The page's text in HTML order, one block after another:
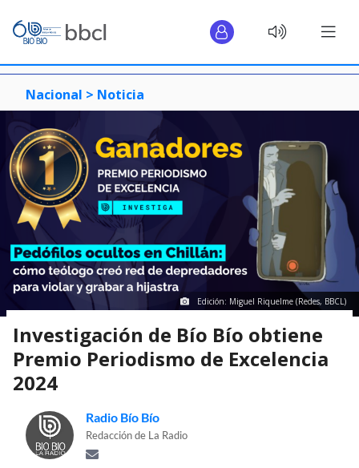
Nacional > Noticia
Edición: Miguel Riquelme (Redes, BBCL)
Investigación de Bío Bío obtiene
Premio Periodismo de Excelencia
2024
Radio Bío Bío
Redacción de La Radio